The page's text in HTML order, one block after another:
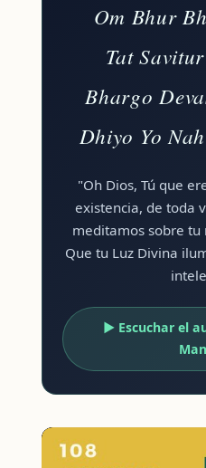
Om Bhur
Tat
Bhargo
Dhiyo Yo
"Oh Dios, Tú que
existencia, de toda
meditamos sobre
Que tu Luz Divina
▶ Escuchar el